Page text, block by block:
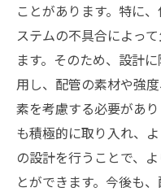
ことがあります。特に
ステムの不具合によっ
ます。そのため、設計
用し、配管の素材や強
素を考慮する必要があ
も積極的に取り入れ、
の設計を行うことで、
とができます。今後も